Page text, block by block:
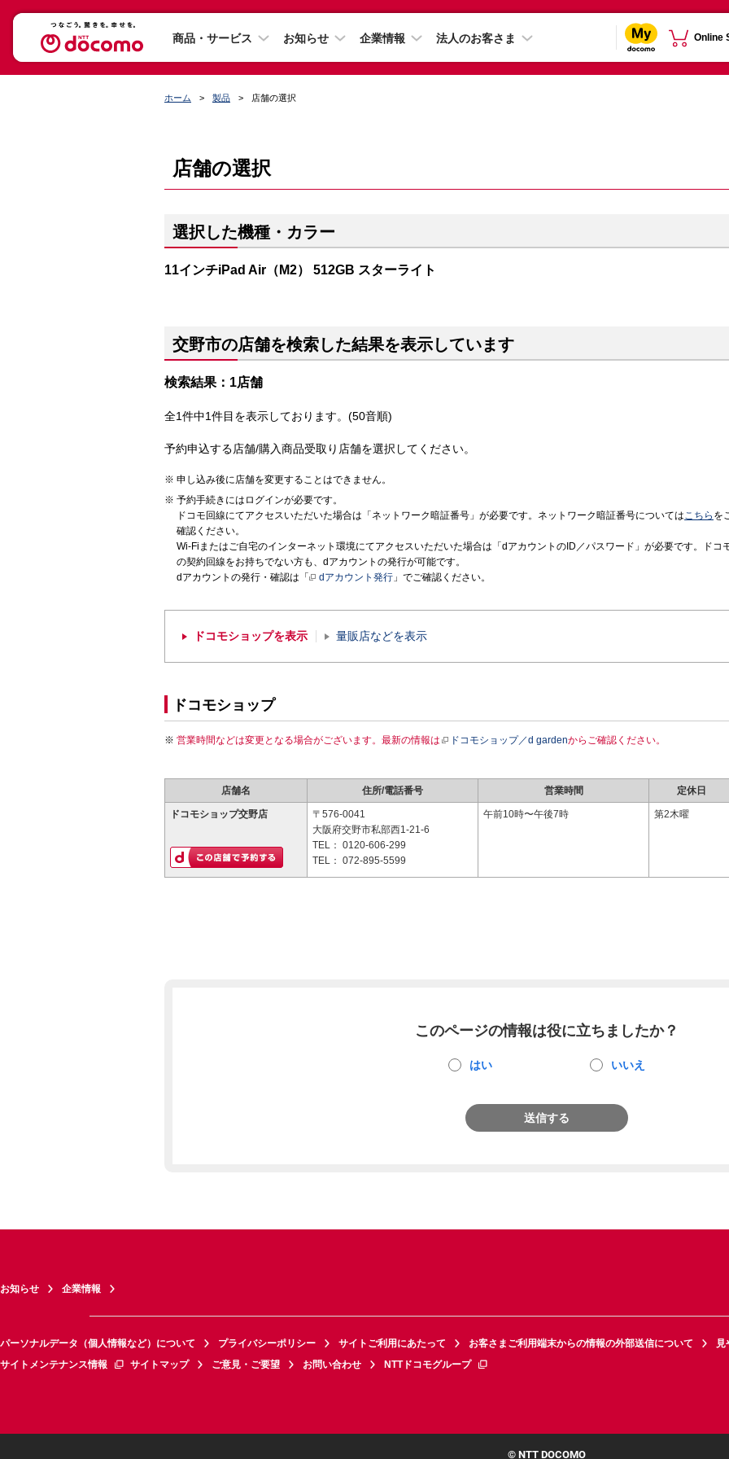
商品・サービス お知らせ 企業情報 法人のお客さま Online
ホーム 製品 店舗の選択
店舗の選択
選択した機種・カラー
11インチiPad Air（M2） 512GB スターライト
交野市の店舗を検索した結果を表示しています
検索結果：1店舗
全1件中1件目を表示しております。(50音順)
予約申込する店舗/購入商品受取り店舗を選択してください。
申し込み後に店舗を変更することはできません。
予約手続きにはログインが必要です。
ドコモ回線にてアクセスいただいた場合は「ネットワーク暗証番号」が必要です。ネットワーク暗証番号についてはこちら を
確認ください。
Wi-Fiまたはご自宅のインターネット環境にてアクセスいただいた場合は「dアカウントのID／パスワード」が必要です。ドコ
の契約回線をお持ちでない方も、dアカウントの発行が可能です。
dアカウントの発行・確認は「
dアカウント発行 」でご確認ください。
ドコモショップを表示 量販店などを表示
ドコモショップ
営業時間などは変更となる場合がございます。最新の情報は ドコモショップ／d gardenからご確認ください。
店舗名 住所/電話番号 営業時間 定休日
ドコモショップ交野店
〒576-0041
大阪府交野市私部西1-21-6
TEL： 0120-606-299
TEL： 072-895-5599
午前10時〜午後7時 第2木曜
このページの情報は役に立ちましたか？
はい いいえ
送信する
お知らせ 企業情報
パーソナルデータ（個人情報など）について プライバシーポリシー サイトご利用にあたって お客さまご利用端末からの情報の外部送信について
見
サイトメンテナンス情報
サイトマップ ご意見・ご要望 お問い合わせ NTTドコモグループ
© NTT DOCOMO